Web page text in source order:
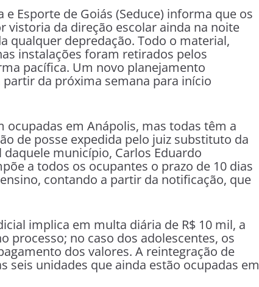
e Esporte de Goiás (Seduce) informa que os
vistoria da direção escolar ainda na noite
qualquer depredação. Todo o material,
instalações foram retirados pelos
pacífica. Um novo planejamento
da próxima semana para início
ocupadas em Anápolis, mas todas têm a
de posse expedida pelo juiz substituto da
daquele município, Carlos Eduardo
a todos os ocupantes o prazo de 10 dias
contando a partir da notificação, que
implica em multa diária de R$ 10 mil, a
processo; no caso dos adolescentes, os
dos valores. A reintegração de
seis unidades que ainda estão ocupadas em